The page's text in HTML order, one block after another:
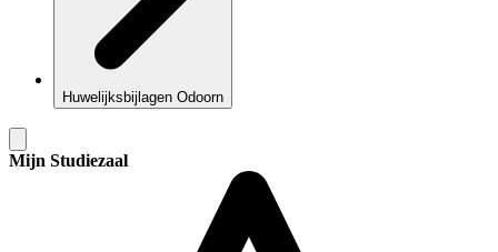
Huwelijksbijlagen Odoorn
Mijn Studiezaal